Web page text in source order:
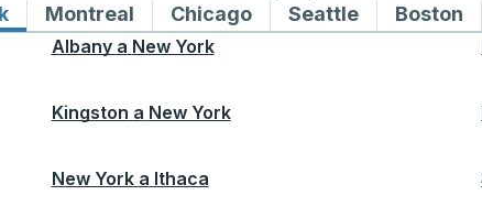
Rutas de autobuses hacia y desde New York
Montreal Rutas de autobuses hacia y desde
ChicagoRutas de autobuses
SeattleRutas de
Boston
Albany a New York
Kingston a New York
New York a Ithaca